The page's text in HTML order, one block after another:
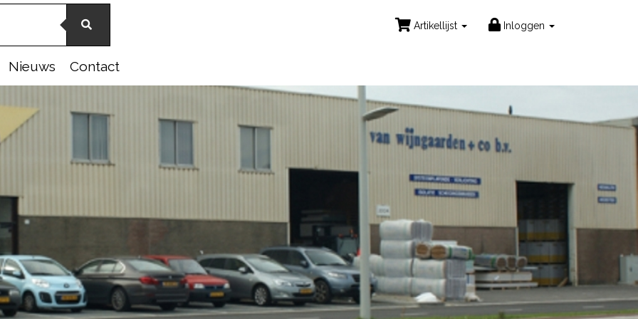
Artikellijst Inloggen
Nieuws Contact